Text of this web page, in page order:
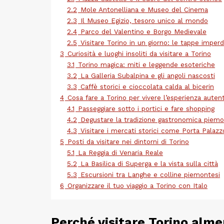
2.2 Mole Antonelliana e Museo del Cinema
2.3 Il Museo Egizio, tesoro unico al mondo
2.4 Parco del Valentino e Borgo Medievale
2.5 Visitare Torino in un giorno: le tappe
3 Curiosità e luoghi insoliti da visitare a Torino
3.1 Torino magica: miti e leggende esoteriche
3.2 La Galleria Subalpina e gli angoli nascosti
3.3 Caffè storici e cioccolata calda al bicerin
4 Cosa fare a Torino per vivere l’esperienza
4.1 Passeggiare sotto i portici e fare shopping
4.2 Degustare la tradizione gastronomica
4.3 Visitare i mercati storici come Porta
5 Posti da visitare nei dintorni di Torino
5.1 La Reggia di Venaria Reale
5.2 La Basilica di Superga e la vista sulla città
5.3 Escursioni tra Langhe e colline piemontesi
6 Organizzare il tuo viaggio a Torino con Italo